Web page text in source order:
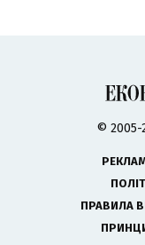
©
ПРАВИЛА